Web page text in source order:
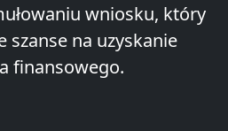
wniosku, który
szanse na uzyskanie
finansowego.